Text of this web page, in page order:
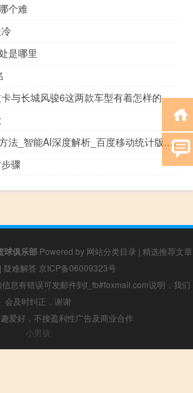
个难
是哪里
与长城风骏6这两款车型有着怎样的
一码一肖100准确使用方法_智能AI深度解析_百度移动统计版.213.1.336
骤
球俱乐部Powered by 网站分类目录 | 精选推荐文章
| 疑难解答 京ICP备06009323号
息有错误可发邮件到f_fb#foxmail.com说明，我们
会及时纠正，谢谢
爱好，不接盈利性广告及商业合作
小男孩